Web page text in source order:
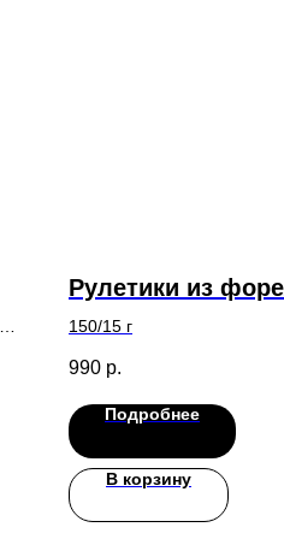
Рулетики из
150/15 г
990 р.
Подробнее
В корзину